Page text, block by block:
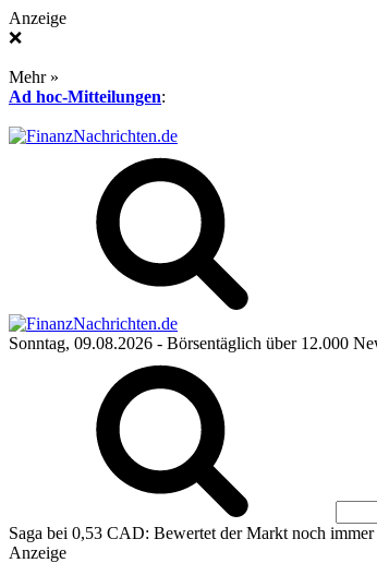
Anzeige
❌
Mehr »
Ad hoc-Mitteilungen:
Sonntag, 09.08.2026 - Börsentäglich über 12.000
Saga bei 0,53 CAD: Bewertet der Markt noch
Anzeige